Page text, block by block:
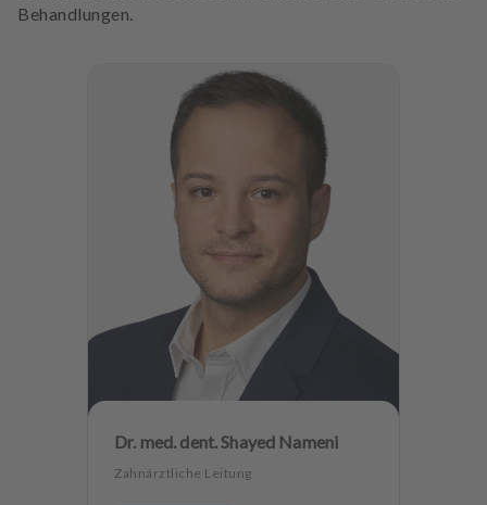
Behandlungen.
Dr. med. dent. Shayed Nameni
Zahnärztliche Leitung